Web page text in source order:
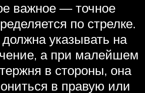
важное — точное
по стрелке.
указывать на
а при малейшем
в стороны, она
в правую или